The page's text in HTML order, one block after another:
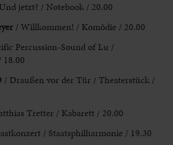
jetzt? / Notebook / 20.00
/ Willkommen! / Komödie / 20.00
Percussion-Sound of Lu /
18.00
/ Draußen vor der Tür / Theaterstück /
Tretter / Kabarett / 20.00
/ Staatsphilharmonie / 19.30